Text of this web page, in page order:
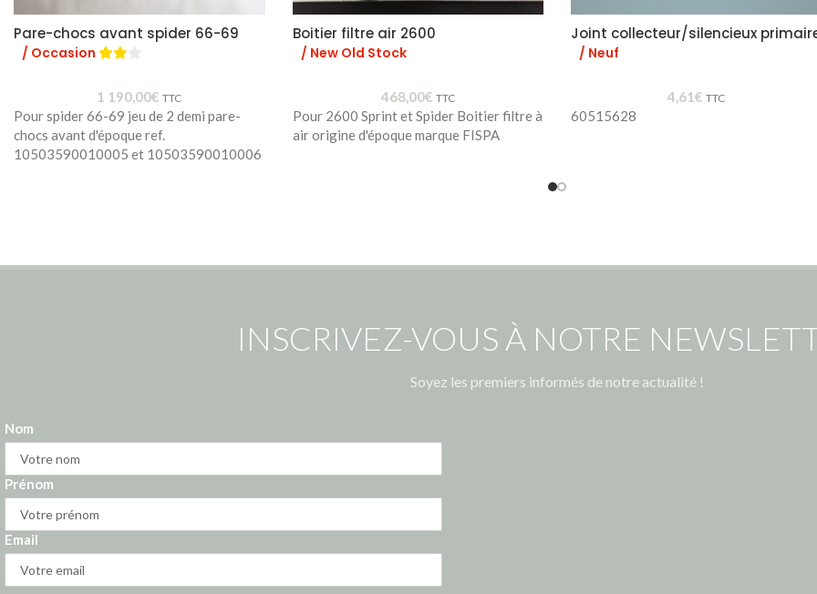
Pare-chocs avant spider 66-69
/ Occasion
1 190,00€ TTC
Pour spider 66-69 jeu de 2 demi pare-
chocs avant d'époque ref.
10503590010005 et 10503590010006
Boitier filtre air 2600
/ New Old Stock
468,00€ TTC
Pour 2600 Sprint et Spider Boitier filtre à
air origine d'époque marque FISPA
Joint collecteur/silencieux
/ Neuf
4,61€ TTC
60515628
INSCRIVEZ-VOUS À NOTRE
Soyez les premiers informés de notre actualité !
Nom
Prénom
Email